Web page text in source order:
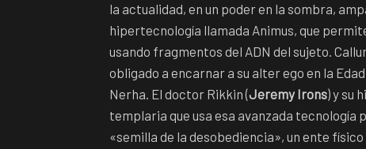
la actualidad, en un poder en la sombra,
hipertecnología llamada Animus, que
usando fragmentos del ADN del sujeto.
obligado a encarnar a su alter ego en la
Nerha. El doctor Rikkin (Jeremy Irons) y su
templaria que usa esa avanzada tecnología
«semilla de la desobediencia», un ente